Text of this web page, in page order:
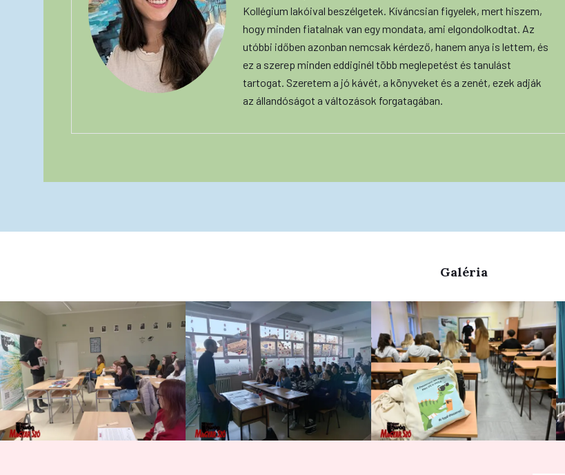
Kollégium lakóival beszélgetek. Kíváncsian figyelek, mert hiszem,
hogy minden fiatalnak van egy mondata, ami elgondolkodtat. Az
utóbbi időben azonban nemcsak kérdező, hanem anya is lettem, és
ez a szerep minden eddiginél több meglepetést és tanulást
tartogat. Szeretem a jó kávét, a könyveket és a zenét, ezek adják
az állandóságot a változások forgatagában.
Galéria